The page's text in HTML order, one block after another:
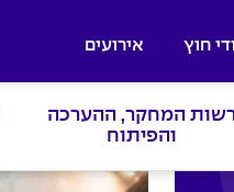
חוץ
אירועים
המחקר, ההערכה
והפיתוח